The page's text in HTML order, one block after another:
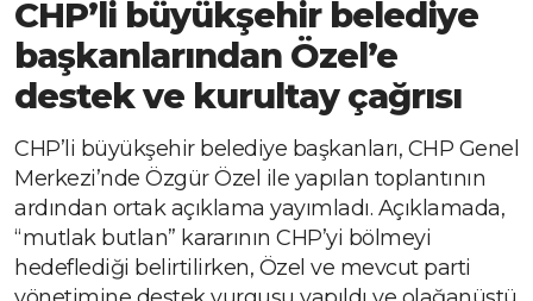
CHP’li büyükşehir belediye
başkanlarından Özel’e
destek ve kurultay çağrısı
CHP’li büyükşehir belediye başkanları, CHP Genel
Merkezi’nde Özgür Özel ile yapılan toplantının
ardından ortak açıklama yayımladı. Açıklamada,
“mutlak butlan” kararının CHP’yi bölmeyi
hedeflediği belirtilirken, Özel ve mevcut parti